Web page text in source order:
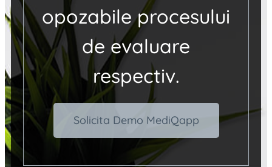
opozabile procesului
de evaluare
respectiv.
Solicita Demo MediQapp